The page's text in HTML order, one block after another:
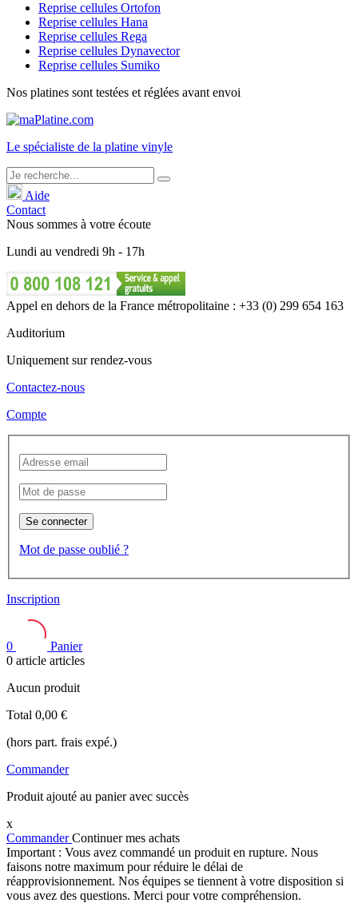
Reprise cellules Ortofon
Reprise cellules Hana
Reprise cellules Rega
Reprise cellules Dynavector
Reprise cellules Sumiko
Nos platines sont testées et réglées avant envoi
Le spécialiste de la platine vinyle
Aide
Contact
Nous sommes à votre écoute
Lundi au vendredi 9h - 17h
Appel en dehors de la France métropolitaine : +33 (0) 299 654 163
Auditorium
Uniquement sur rendez-vous
Contactez-nous
Compte
Se connecter
Mot de passe oublié ?
Inscription
0
Panier
0 article articles
Aucun produit
Total 0,00 €
(hors part. frais expé.)
Commander
Produit ajouté au panier avec succès
x
CommanderContinuer mes achats
Important : Vous avez commandé un produit en rupture. Nous
faisons notre maximum pour réduire le délai de
réapprovisionnement. Nos équipes se tiennent à votre disposition si
vous avez des questions. Merci pour votre compréhension.